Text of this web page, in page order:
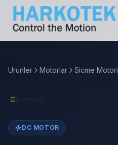
Urunler Motorlar Sicme Motori
DC MOTOR